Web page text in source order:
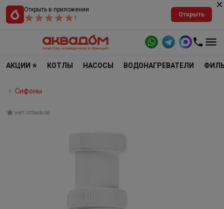
Открыть в приложении
1
Открыть
АКЦИИ ⭐ КОТЛЫ НАСОСЫ ВОДОНАГРЕВАТЕЛИ
Сифоны
нет отзывов